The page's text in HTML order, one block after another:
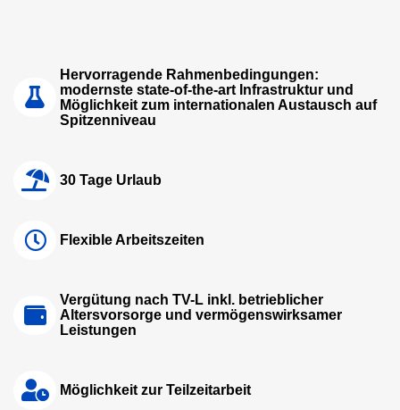
Hervorragende Rahmenbedingungen:
modernste state-of-the-art Infrastruktur und
Möglichkeit zum internationalen Austausch auf
Spitzenniveau
30 Tage Urlaub
Flexible Arbeitszeiten
Vergütung nach TV-L inkl. betrieblicher
Altersvorsorge und vermögenswirksamer
Leistungen
Möglichkeit zur Teilzeitarbeit